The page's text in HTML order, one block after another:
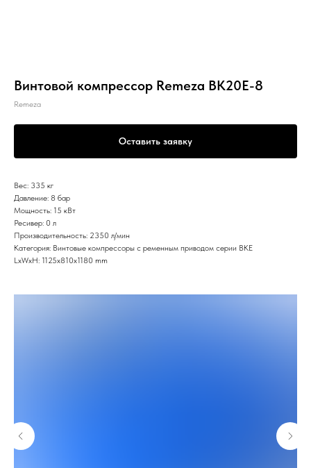
Винтовой компрессор Remeza ВК20Е-8
Remeza
Оставить заявку
Вес: 335 кг
Давление: 8 бар
Мощность: 15 кВт
Ресивер: 0 л
Производительность: 2350 л/мин
Категория: Винтовые компрессоры с ременным приводом серии ВКЕ
LxWxH: 1125x810x1180 mm